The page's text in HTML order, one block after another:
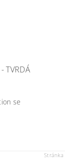
TVRDÁ
se
Stránka